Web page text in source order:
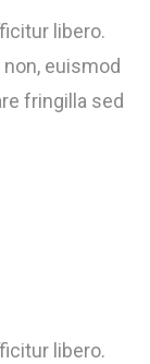
libero.
euismod
fringilla sed
libero.